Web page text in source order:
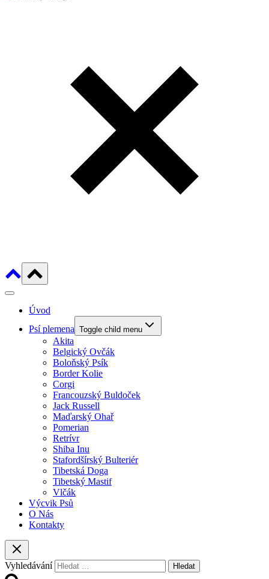
Úvod
Psí plemena Toggle child menu
Akita
Belgický Ovčák
Boloňský Psík
Border Kolie
Corgi
Francouzský Buldoček
Jack Russell
Maďarský Ohař
Pomerian
Retrívr
Shiba Inu
Stafordšírský Bulteriér
Tibetská Doga
Tibetský Mastif
Vlčák
Výcvik Psů
O Nás
Kontakty
Vyhledávání